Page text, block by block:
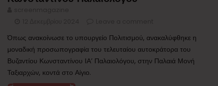
Όπως ανακοίνωσε το υπουργείο Πολιτισμού, ανακαλύφθηκε η
μοναδική προσωπογραφία του τελευταίου αυτοκράτορα του
Βυζαντίου Κωνσταντίνου ΙΑ’ Παλαιολόγου, στην Παλαιά Μονή
Ταξιαρχών, κοντά στο Αίγιο.